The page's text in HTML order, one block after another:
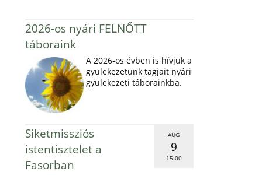
2026-os nyári FELNŐTT
táboraink
A 2026-os évben is hívjuk a
gyülekezetünk tagjait nyári
gyülekezeti táborainkba.
AUG
9
15:00
Siketmissziós
istentisztelet a
Fasorban